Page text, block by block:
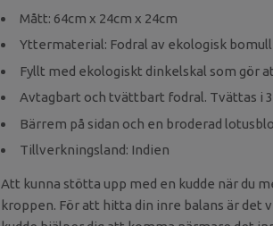
Mått: 64cm x 24cm x 24cm
Yttermaterial: Fodral av ekologisk bomull
Fyllt med ekologiskt dinkelskal som gör
Avtagbart och tvättbart fodral. Tvättas i
Bärrem på sidan och en broderad
Tillverkningsland: Indien
Att kunna stötta upp med en kudde när du
kroppen. För att hitta din inre balans är det